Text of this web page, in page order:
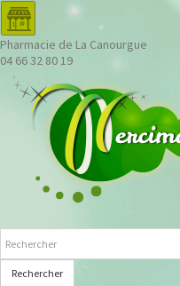
Pharmacie de La Canourgue
04 66 32 80 19
Rechercher